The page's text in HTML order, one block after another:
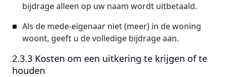
bijdrage alleen op uw naam wordt uitbetaald.
Als de mede-eigenaar niet (meer) in de woning
woont, geeft u de volledige bijdrage aan.
2.3.3 Kosten om een uitkering te krijgen of te
houden